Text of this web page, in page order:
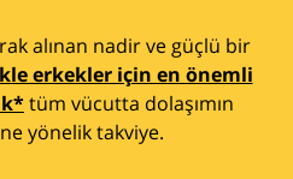
alınan nadir ve güçlü bir
erkekler için en önemli
tüm vücutta dolaşımın
yönelik takviye.